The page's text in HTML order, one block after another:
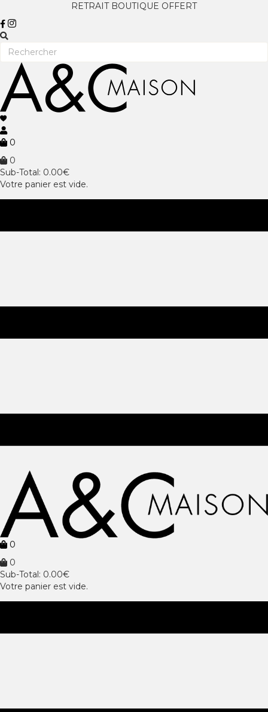
RETRAIT BOUTIQUE OFFERT
0
0
Sub-Total: 0.00€
Votre panier est vide.
0
0
Sub-Total: 0.00€
Votre panier est vide.